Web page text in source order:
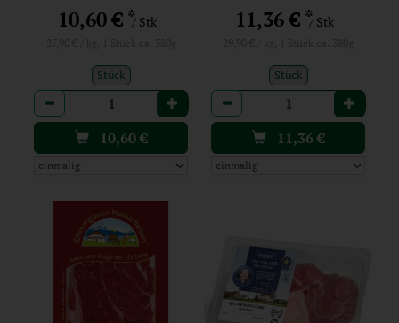
10,60 € */ Stk
Stück
Anzahl
10,60€
11,36 € */ Stk
Stück
Anzahl
11,36€